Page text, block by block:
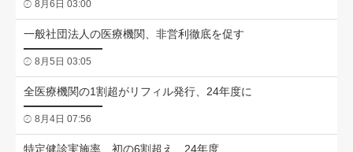
8月6日 03:00
一般社団法人の医療機関、非営利徹底を促す
8月5日 03:05
全医療機関の1割超がリフィル発行、24年度に
8月4日 07:56
特定健診実施率、初の6割超え 24年度